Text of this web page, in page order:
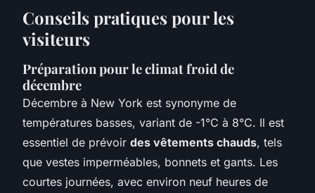
Conseils pratiques pour les
visiteurs
Préparation pour le climat froid de
décembre
Décembre à New York est synonyme de
températures basses, variant de -1°C à 8°C. Il est
essentiel de prévoir des vêtements chauds, tels
que vestes imperméables, bonnets et gants. Les
courtes journées, avec environ neuf heures de